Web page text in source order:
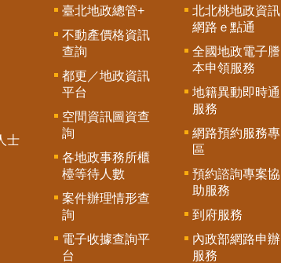
士
臺北地政總管+
不動產價格資訊
查詢
都更／地政資訊
平台
空間資訊圖資查
詢
各地政事務所櫃
檯等待人數
案件辦理情形查
詢
電子收據查詢平
台
北北桃地政資訊
網路ｅ點通
全國地政電子謄
本申領服務
地籍異動即時通
服務
網路預約服務專
區
預約諮詢專案協
助服務
到府服務
內政部網路申辦
服務